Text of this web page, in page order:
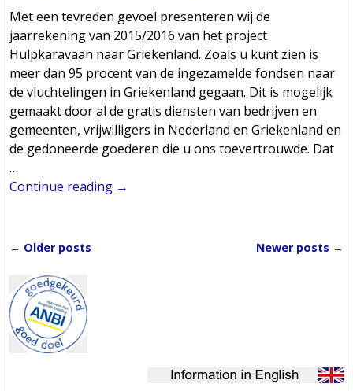
Met een tevreden gevoel presenteren wij de
jaarrekening van 2015/2016 van het project
Hulpkaravaan naar Griekenland. Zoals u kunt zien is
meer dan 95 procent van de ingezamelde fondsen naar
de vluchtelingen in Griekenland gegaan. Dit is mogelijk
gemaakt door al de gratis diensten van bedrijven en
gemeenten, vrijwilligers in Nederland en Griekenland en
de gedoneerde goederen die u ons toevertrouwde. Dat
…
Continue reading →
← Older posts Newer posts →